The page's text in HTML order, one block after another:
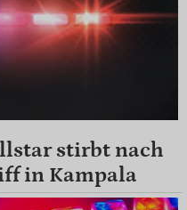
stirbt nach
in Kampala